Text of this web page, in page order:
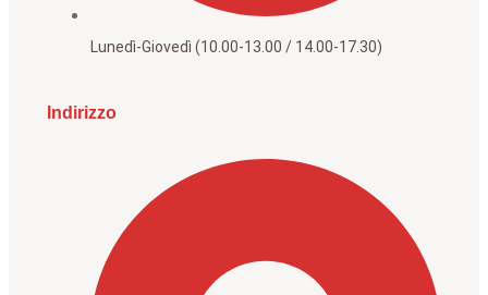
Lunedì-Giovedì (10.00-13.00 / 14.00-17.30)
Indirizzo